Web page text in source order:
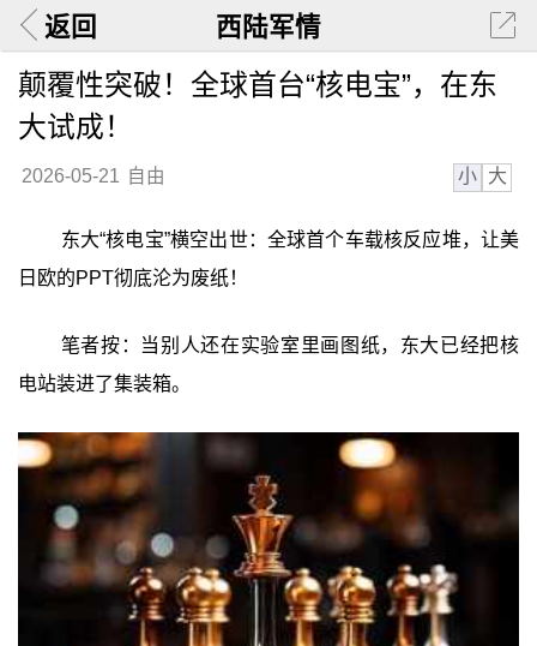
返回 西陆军情
颠覆性突破！全球首台“核电宝”，在东
大试成！
2026-05-21 自由 小 大
东大“核电宝”横空出世：全球首个车载核反应堆，让美
日欧的PPT彻底沦为废纸！
笔者按：当别人还在实验室里画图纸，东大已经把核
电站装进了集装箱。